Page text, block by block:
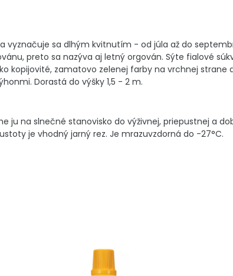
vyznačuje sa dlhým kvitnutím - od júla až do
preto sa nazýva aj letný orgován. Sýte fialové
kopijovité, zamatovo zelenej farby na vrchnej strane
Dorastá do výšky 1,5 - 2 m.
ju na slnečné stanovisko do výživnej, priepustnej a
je vhodný jarný rez. Je mrazuvzdorná do -27°C.